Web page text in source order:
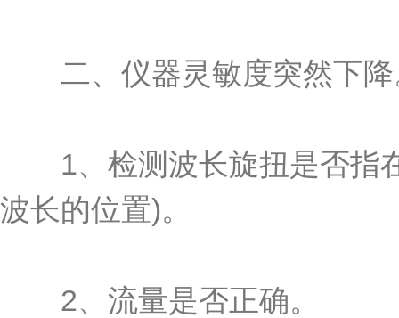
二、仪器灵敏度突然下降
1、检测波长旋扭是否指
波长的位置)。
2、流量是否正确。